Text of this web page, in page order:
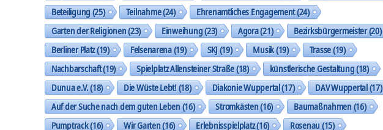
Beteiligung(25) Teilnahme(24) Ehrenamtliches Engagement(24)
Garten der Religionen(23) Einweihung(23) Agora(21) Bezirksbürgermeister(20)
Berliner Platz(19) Felsenarena(19) SKJ(19) Musik(19) Trasse(19)
Nachbarschaft(19) Spielplatz Allensteiner Straße(18) künstlerische Gestaltung(18)
Dunua e.V.(18) Die Wüste Lebt!(18) Diakonie Wuppertal(17) DAV Wuppertal(17)
Auf der Suche nach dem guten Leben(16) Stromkästen(16) Baumaßnahmen(16)
Pumptrack(16) Wir Garten(16) Erlebnisspielplatz(16) Rosenau(15)